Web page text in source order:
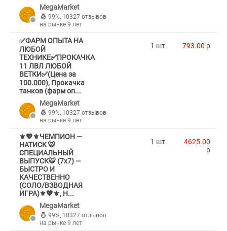
MegaMarket
99%, 10327 отзывов
на рынке 9 лет
✅ФАРМ ОПЫТА НА
ЛЮБОЙ
ТЕХНИКЕ✅ПРОКАЧКА
11 ЛВЛ ЛЮБОЙ
ВЕТКИ✅(Цена за
100.000), Прокачка
танков (фарм оп...
MegaMarket
99%, 10327 отзывов
на рынке 9 лет
1 шт. 793.00 p
⚜️💖⚜️ЧЕМПИОН —
НАТИСК 🐯
СПЕЦИАЛЬНЫЙ
ВЫПУСК🐯 (7х7) —
БЫСТРО И
КАЧЕСТВЕННО
(СОЛО/ВЗВОДНАЯ
ИГРА)⚜️💖⚜️, Н...
MegaMarket
99%, 10327 отзывов
на рынке 9 лет
1 шт.
4625.00
p